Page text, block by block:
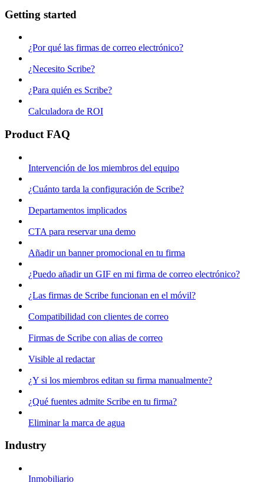
Getting started
¿Por qué las firmas de correo electrónico?
¿Necesito Scribe?
¿Para quién es Scribe?
Calculadora de ROI
Product FAQ
Intervención de los miembros del equipo
¿Cuánto tarda la configuración de Scribe?
Departamentos implicados
CTA para reservar una demo
Añadir un banner promocional en tu firma
¿Puedo añadir un GIF en mi firma de correo electrónico?
¿Las firmas de Scribe funcionan en el móvil?
Compatibilidad con clientes de correo
Firmas de Scribe con alias de correo
Visible al redactar
¿Y si los miembros editan su firma manualmente?
¿Qué fuentes admite Scribe en tu firma?
Eliminar la marca de agua
Industry
Inmobiliario